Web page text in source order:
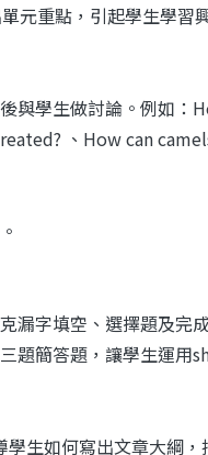
元重點，引起學生學習
與學生做討論。例如
、How can
漏字填空、選擇題及完
題簡答題，讓學生運用
生如何寫出文章大綱，